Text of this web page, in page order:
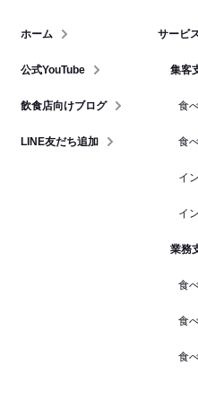
ホーム
公式YouTube
飲食店向けブログ
LINE友だち追加
サービ
集客
食
食
イ
イ
業務
食
食
食